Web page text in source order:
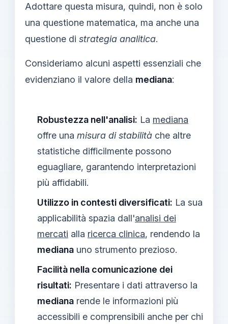
Adottare questa misura, quindi, non è solo
una questione matematica, ma anche una
questione di strategia analitica.
Consideriamo alcuni aspetti essenziali che
evidenziano il valore della mediana:
Robustezza nell'analisi: La mediana
offre una misura di stabilità che altre
statistiche difficilmente possono
eguagliare, garantendo interpretazioni
più affidabili.
Utilizzo in contesti diversificati: La sua
applicabilità spazia dall'analisi dei
mercati alla ricerca clinica, rendendo la
mediana uno strumento prezioso.
Facilità nella comunicazione dei
risultati: Presentare i dati attraverso la
mediana rende le informazioni più
accessibili e comprensibili anche per chi